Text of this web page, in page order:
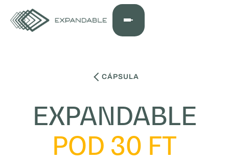
CÁPSULA
EXPANDABLE
POD 30 FT